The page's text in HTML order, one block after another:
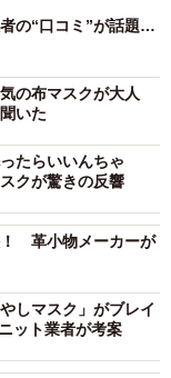
の“口コミ”が話題…
の布マスクが大人
いた
たらいいんちゃ
クが驚きの反響
革小物メーカーが
しマスク」がブレイ
ット業者が考案